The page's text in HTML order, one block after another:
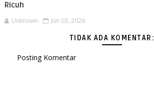
Ricuh
Unknown Jun 03, 2026
TIDAK ADA KOMENTAR:
Posting Komentar